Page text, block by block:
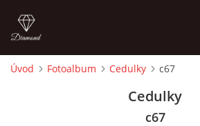
Úvod Fotoalbum Cedulky c67
Cedulky
c67